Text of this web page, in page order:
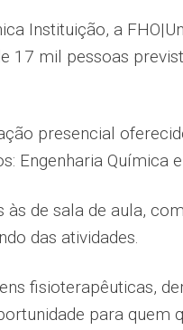
Instituição, a
17 mil pessoas
presencial
Engenharia Química
de sala de aula,
das atividades.
fisioterapêuticas,
para quem